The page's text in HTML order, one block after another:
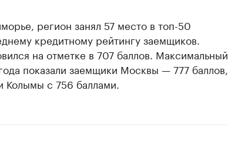
регион занял 57 место в топ-50
кредитному рейтингу заемщиков.
на отметке в 707 баллов. Максимальный
показали заемщики Москвы — 777 баллов,
Колымы с 756 баллами.